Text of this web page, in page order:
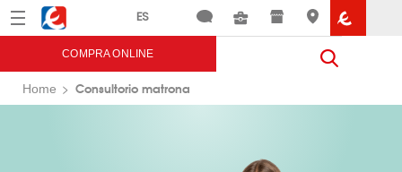
Menú Eroski
COMPRA ONLINE
Home Consultorio matrona